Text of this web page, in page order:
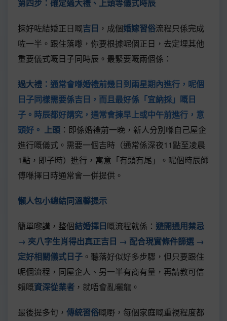
第四步：確定過大禮、上頭等儀式時辰
揀好咗結婚正日嘅吉日 ，成個婚嫁習俗流程只係完成
咗一半。跟住落嚟，你要根據呢個正日，去定埋其他
重要儀式嘅日子同時辰。最緊要嘅兩個係：
過大禮 ：通常會喺婚禮前幾日到兩星期內進行，呢個
日子同樣需要係吉日，而且最好係「宜納採」嘅日
子。時辰都好講究，通常會揀早上或中午前進行，意
頭好。 上頭 ：即係婚禮前一晚，新人分別喺自己屋企
進行嘅儀式。需要一個吉時（通常係深夜11點至凌晨
1點，即子時）進行，寓意「有頭有尾」。呢個時辰師
傅喺擇日時通常會一併提供。
懶人包小總結同溫馨提示
簡單嚟講，整個結婚擇日嘅流程就係： 避開通用禁忌
→ 夾八字生肖得出真正吉日 → 配合現實條件篩選 →
定好相關儀式日子 。聽落好似好多步驟，但只要跟住
呢個流程，同屋企人、另一半有商有量，再請教可信
賴嘅資深從業者 ，就唔會亂曬龍。
最後提多句， 傳統習俗嘅嘢，每個家庭嘅重視程度都